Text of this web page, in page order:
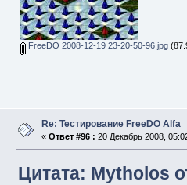
FreeDO 2008-12-19 23-20-50-96.jpg
Re: Тестирование FreeDO Alfa
« Ответ #96 : 20 Декабрь 2008,
Цитата: Mytholos